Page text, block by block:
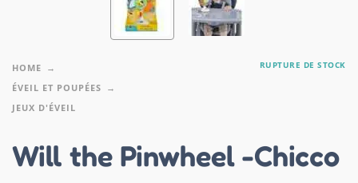
HOME
ÉVEIL ET POUPÉES
JEUX D'ÉVEIL
RUPTURE DE STOCK
Will the Pinwheel -Chicco